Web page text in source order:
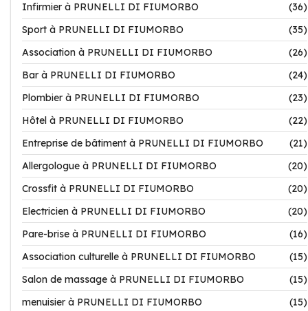
Infirmier à PRUNELLI DI FIUMORBO
(36)
Sport à PRUNELLI DI FIUMORBO
(35)
Association à PRUNELLI DI FIUMORBO
(26)
Bar à PRUNELLI DI FIUMORBO
(24)
Plombier à PRUNELLI DI FIUMORBO
(23)
Hôtel à PRUNELLI DI FIUMORBO
(22)
Entreprise de bâtiment à PRUNELLI DI FIUMORBO
(21)
Allergologue à PRUNELLI DI FIUMORBO
(20)
Crossfit à PRUNELLI DI FIUMORBO
(20)
Electricien à PRUNELLI DI FIUMORBO
(20)
Pare-brise à PRUNELLI DI FIUMORBO
(16)
Association culturelle à PRUNELLI DI FIUMORBO
(15)
Salon de massage à PRUNELLI DI FIUMORBO
(15)
menuisier à PRUNELLI DI FIUMORBO
(15)